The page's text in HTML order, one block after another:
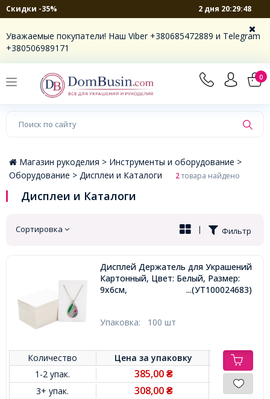
Скидки -35% 2 дня 20:29:48
Уважаемые покупатели! Наш Viber +380685472889 и Telegram
+380506989171
0
×
Магазин рукоделия > Инструменты и оборудование >
Оборудование > Дисплеи и Каталоги 2товара найдено
Дисплеи и Каталоги
Сортировка Фильтр
|
Дисплей Держатель для Украшений
Картонный, Цвет: Белый, Размер:
9х6см,
...(УТ100024683)
Упаковка: 100 шт
Количество Цена заупаковку
1-2 упак.
385,00 ₴
3+ упак. 308,00 ₴